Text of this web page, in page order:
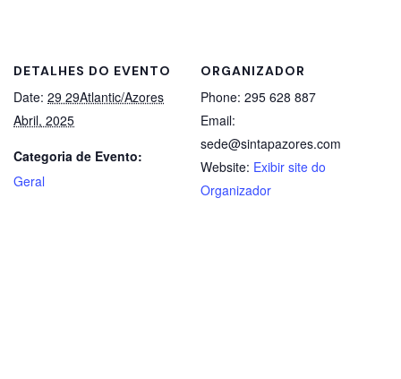
DETALHES DO EVENTO
Date: 29 29Atlantic/Azores
Abril, 2025
Categoria de Evento:
Geral
ORGANIZADOR
Phone: 295 628 887
Email:
sede@sintapazores.com
Website: Exibir site do
Organizador